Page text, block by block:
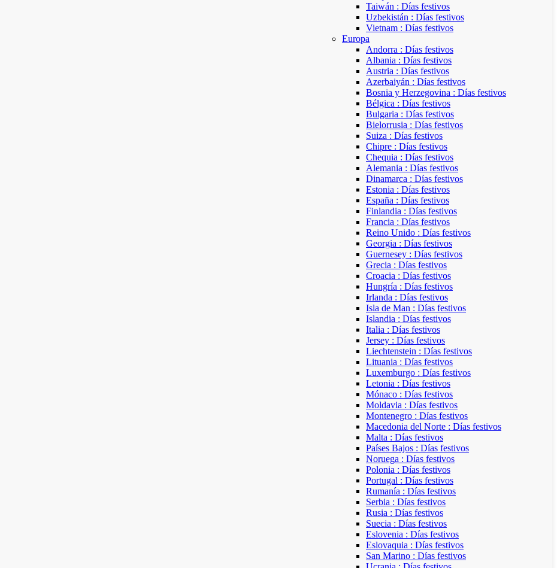
Taiwán : Días festivos
Uzbekistán : Días festivos
Vietnam : Días festivos
Europa
Andorra : Días festivos
Albania : Días festivos
Austria : Días festivos
Azerbaiyán : Días festivos
Bosnia y Herzegovina : Días festivos
Bélgica : Días festivos
Bulgaria : Días festivos
Bielorrusia : Días festivos
Suiza : Días festivos
Chipre : Días festivos
Chequia : Días festivos
Alemania : Días festivos
Dinamarca : Días festivos
Estonia : Días festivos
España : Días festivos
Finlandia : Días festivos
Francia : Días festivos
Reino Unido : Días festivos
Georgia : Días festivos
Guernesey : Días festivos
Grecia : Días festivos
Croacia : Días festivos
Hungría : Días festivos
Irlanda : Días festivos
Isla de Man : Días festivos
Islandia : Días festivos
Italia : Días festivos
Jersey : Días festivos
Liechtenstein : Días festivos
Lituania : Días festivos
Luxemburgo : Días festivos
Letonia : Días festivos
Mónaco : Días festivos
Moldavia : Días festivos
Montenegro : Días festivos
Macedonia del Norte : Días festivos
Malta : Días festivos
Países Bajos : Días festivos
Noruega : Días festivos
Polonia : Días festivos
Portugal : Días festivos
Rumanía : Días festivos
Serbia : Días festivos
Rusia : Días festivos
Suecia : Días festivos
Eslovenia : Días festivos
Eslovaquia : Días festivos
San Marino : Días festivos